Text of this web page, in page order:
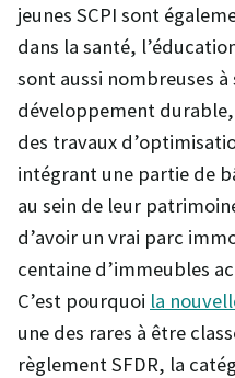
jeunes SCPI sont
dans la santé,
sont aussi nombreuses à
développement
des travaux
intégrant une partie de
au sein de leur
d’avoir un vrai parc
centaine d’immeubles
C’est pourquoi la
une des rares à être
règlement SFDR, la